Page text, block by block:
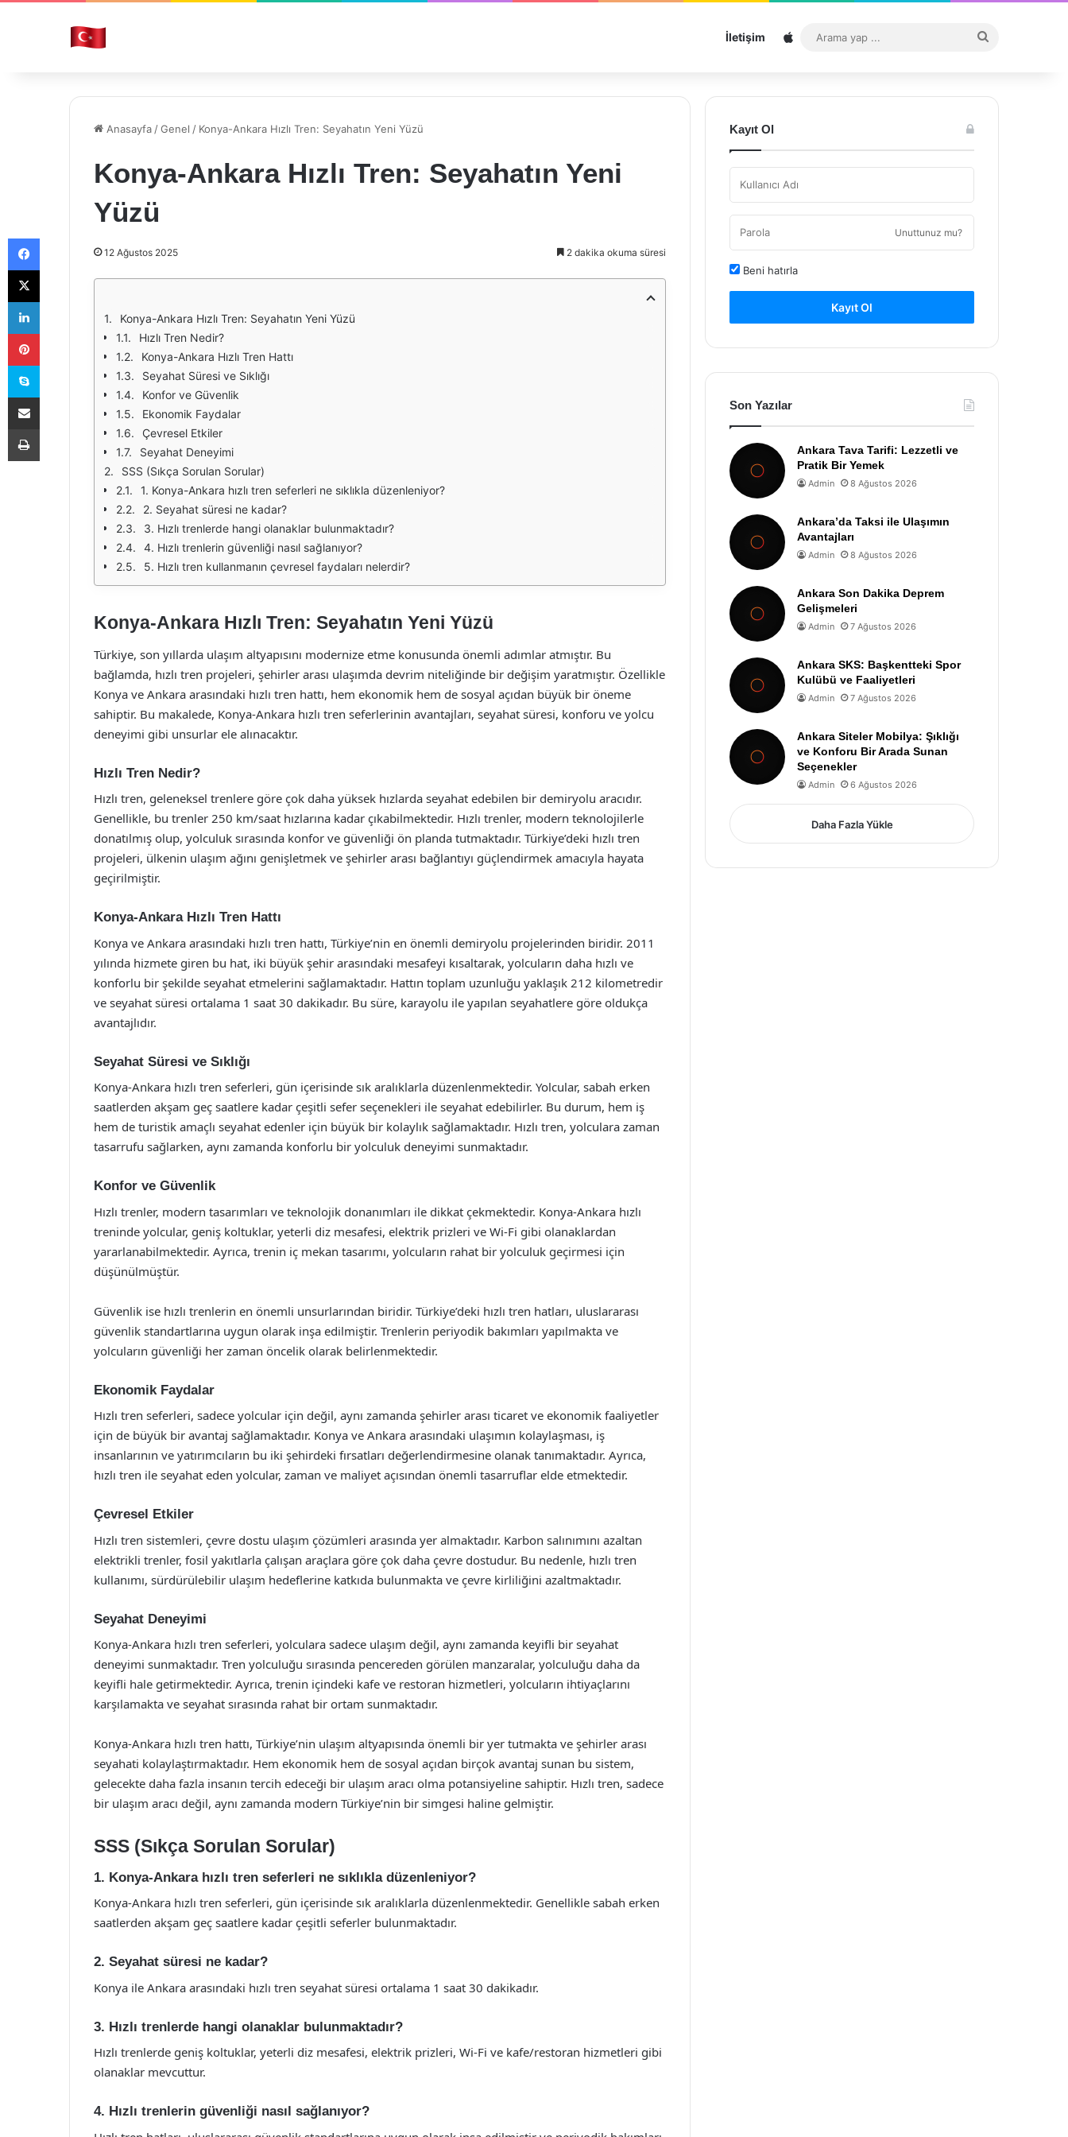
İletişim Sitemap
...
Anasayfa /Genel / Konya-Ankara Hızlı Tren: Seyahatın Yeni Yüzü
Konya-Ankara Hızlı Tren: Seyahatın Yeni
Yüzü
12 Ağustos 2025 2 dakika okuma süresi
Konya-Ankara Hızlı Tren: Seyahatın Yeni Yüzü
Hızlı Tren Nedir?
Konya-Ankara Hızlı Tren Hattı
Seyahat Süresi ve Sıklığı
Konfor ve Güvenlik
Ekonomik Faydalar
Çevresel Etkiler
Seyahat Deneyimi
SSS (Sıkça Sorulan Sorular)
1. Konya-Ankara hızlı tren seferleri ne sıklıkla düzenleniyor?
2. Seyahat süresi ne kadar?
3. Hızlı trenlerde hangi olanaklar bulunmaktadır?
4. Hızlı trenlerin güvenliği nasıl sağlanıyor?
5. Hızlı tren kullanmanın çevresel faydaları nelerdir?
Konya-Ankara Hızlı Tren: Seyahatın Yeni Yüzü
Türkiye, son yıllarda ulaşım altyapısını modernize etme konusunda önemli adımlar atmıştır. Bu
bağlamda, hızlı tren projeleri, şehirler arası ulaşımda devrim niteliğinde bir değişim yaratmıştır. Özellikle
Konya ve Ankara arasındaki hızlı tren hattı, hem ekonomik hem de sosyal açıdan büyük bir öneme
sahiptir. Bu makalede, Konya-Ankara hızlı tren seferlerinin avantajları, seyahat süresi, konforu ve yolcu
deneyimi gibi unsurlar ele alınacaktır.
Hızlı Tren Nedir?
Hızlı tren, geleneksel trenlere göre çok daha yüksek hızlarda seyahat edebilen bir demiryolu aracıdır.
Genellikle, bu trenler 250 km/saat hızlarına kadar çıkabilmektedir. Hızlı trenler, modern teknolojilerle
donatılmış olup, yolculuk sırasında konfor ve güvenliği ön planda tutmaktadır. Türkiye’deki hızlı tren
projeleri, ülkenin ulaşım ağını genişletmek ve şehirler arası bağlantıyı güçlendirmek amacıyla hayata
geçirilmiştir.
Konya-Ankara Hızlı Tren Hattı
Konya ve Ankara arasındaki hızlı tren hattı, Türkiye’nin en önemli demiryolu projelerinden biridir. 2011
yılında hizmete giren bu hat, iki büyük şehir arasındaki mesafeyi kısaltarak, yolcuların daha hızlı ve
konforlu bir şekilde seyahat etmelerini sağlamaktadır. Hattın toplam uzunluğu yaklaşık 212 kilometredir
ve seyahat süresi ortalama 1 saat 30 dakikadır. Bu süre, karayolu ile yapılan seyahatlere göre oldukça
avantajlıdır.
Seyahat Süresi ve Sıklığı
Konya-Ankara hızlı tren seferleri, gün içerisinde sık aralıklarla düzenlenmektedir. Yolcular, sabah erken
saatlerden akşam geç saatlere kadar çeşitli sefer seçenekleri ile seyahat edebilirler. Bu durum, hem iş
hem de turistik amaçlı seyahat edenler için büyük bir kolaylık sağlamaktadır. Hızlı tren, yolculara zaman
tasarrufu sağlarken, aynı zamanda konforlu bir yolculuk deneyimi sunmaktadır.
Konfor ve Güvenlik
Hızlı trenler, modern tasarımları ve teknolojik donanımları ile dikkat çekmektedir. Konya-Ankara hızlı
treninde yolcular, geniş koltuklar, yeterli diz mesafesi, elektrik prizleri ve Wi-Fi gibi olanaklardan
yararlanabilmektedir. Ayrıca, trenin iç mekan tasarımı, yolcuların rahat bir yolculuk geçirmesi için
düşünülmüştür.
Güvenlik ise hızlı trenlerin en önemli unsurlarından biridir. Türkiye’deki hızlı tren hatları, uluslararası
güvenlik standartlarına uygun olarak inşa edilmiştir. Trenlerin periyodik bakımları yapılmakta ve
yolcuların güvenliği her zaman öncelik olarak belirlenmektedir.
Ekonomik Faydalar
Hızlı tren seferleri, sadece yolcular için değil, aynı zamanda şehirler arası ticaret ve ekonomik faaliyetler
için de büyük bir avantaj sağlamaktadır. Konya ve Ankara arasındaki ulaşımın kolaylaşması, iş
insanlarının ve yatırımcıların bu iki şehirdeki fırsatları değerlendirmesine olanak tanımaktadır. Ayrıca,
hızlı tren ile seyahat eden yolcular, zaman ve maliyet açısından önemli tasarruflar elde etmektedir.
Çevresel Etkiler
Hızlı tren sistemleri, çevre dostu ulaşım çözümleri arasında yer almaktadır. Karbon salınımını azaltan
elektrikli trenler, fosil yakıtlarla çalışan araçlara göre çok daha çevre dostudur. Bu nedenle, hızlı tren
kullanımı, sürdürülebilir ulaşım hedeflerine katkıda bulunmakta ve çevre kirliliğini azaltmaktadır.
Seyahat Deneyimi
Konya-Ankara hızlı tren seferleri, yolculara sadece ulaşım değil, aynı zamanda keyifli bir seyahat
deneyimi sunmaktadır. Tren yolculuğu sırasında pencereden görülen manzaralar, yolculuğu daha da
keyifli hale getirmektedir. Ayrıca, trenin içindeki kafe ve restoran hizmetleri, yolcuların ihtiyaçlarını
karşılamakta ve seyahat sırasında rahat bir ortam sunmaktadır.
Konya-Ankara hızlı tren hattı, Türkiye’nin ulaşım altyapısında önemli bir yer tutmakta ve şehirler arası
seyahati kolaylaştırmaktadır. Hem ekonomik hem de sosyal açıdan birçok avantaj sunan bu sistem,
gelecekte daha fazla insanın tercih edeceği bir ulaşım aracı olma potansiyeline sahiptir. Hızlı tren, sadece
bir ulaşım aracı değil, aynı zamanda modern Türkiye’nin bir simgesi haline gelmiştir.
SSS (Sıkça Sorulan Sorular)
1. Konya-Ankara hızlı tren seferleri ne sıklıkla düzenleniyor?
Konya-Ankara hızlı tren seferleri, gün içerisinde sık aralıklarla düzenlenmektedir. Genellikle sabah erken
saatlerden akşam geç saatlere kadar çeşitli seferler bulunmaktadır.
2. Seyahat süresi ne kadar?
Konya ile Ankara arasındaki hızlı tren seyahat süresi ortalama 1 saat 30 dakikadır.
3. Hızlı trenlerde hangi olanaklar bulunmaktadır?
Hızlı trenlerde geniş koltuklar, yeterli diz mesafesi, elektrik prizleri, Wi-Fi ve kafe/restoran hizmetleri gibi
olanaklar mevcuttur.
4. Hızlı trenlerin güvenliği nasıl sağlanıyor?
Kayıt Ol
Unuttunuz mu?
Beni hatırla
Kayıt Ol
Son Yazılar
Ankara Tava Tarifi: Lezzetli ve
Pratik Bir Yemek
Admin 8 Ağustos 2026
Ankara’da Taksi ile Ulaşımın
Avantajları
Admin 8 Ağustos 2026
Ankara Son Dakika Deprem
Gelişmeleri
Admin 7 Ağustos 2026
Ankara SKS: Başkentteki Spor
Kulübü ve Faaliyetleri
Admin 7 Ağustos 2026
Ankara Siteler Mobilya: Şıklığı
ve Konforu Bir Arada Sunan
Seçenekler
Admin 6 Ağustos 2026
Daha Fazla Yükle
Facebook
X
LinkedIn
Pinterest
Skype
E-Posta ile paylaş